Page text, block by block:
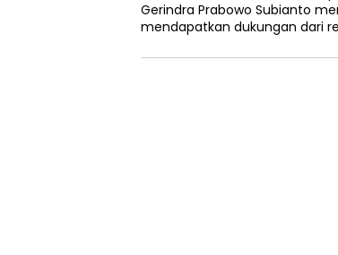
Gerindra Prabowo Subianto
mendapatkan dukungan dari